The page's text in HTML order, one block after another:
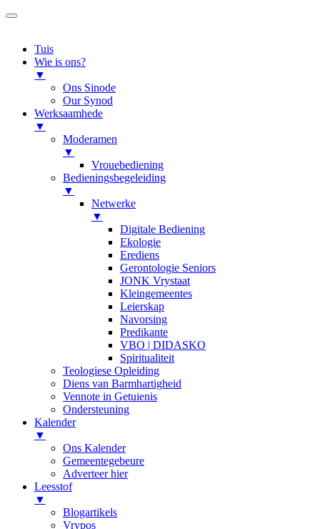
Tuis
Wie is ons?
▼
Ons Sinode
Our Synod
Werksaamhede
▼
Moderamen
▼
Vrouebediening
Bedieningsbegeleiding
▼
Netwerke
▼
Digitale Bediening
Ekologie
Erediens
Gerontologie Seniors
JONK Vrystaat
Kleingemeentes
Leierskap
Navorsing
Predikante
VBO | DIDASKO
Spiritualiteit
Teologiese Opleiding
Diens van Barmhartigheid
Vennote in Getuienis
Ondersteuning
Kalender
▼
Ons Kalender
Gemeentegebeure
Adverteer hier
Leesstof
▼
Blogartikels
Vrypos